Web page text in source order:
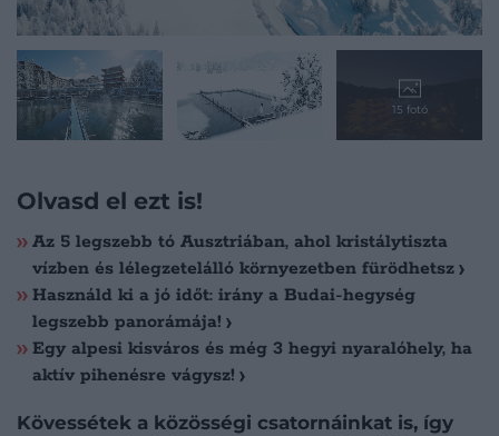
15 fotó
Olvasd el ezt is!
Az 5 legszebb tó Ausztriában, ahol kristálytiszta
vízben és lélegzetelálló környezetben fürödhetsz
Használd ki a jó időt: irány a Budai-hegység
legszebb panorámája!
Egy alpesi kisváros és még 3 hegyi nyaralóhely, ha
aktív pihenésre vágysz!
Kövessétek a közösségi csatornáinkat is, így